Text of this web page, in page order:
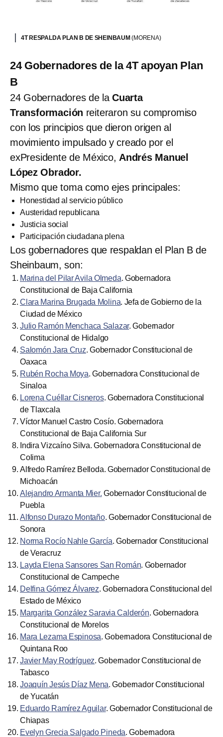
4T RESPALDA PLAN B DE SHEINBAUM(MORENA)
24 Gobernadores de la 4T apoyan Plan
B
24 Gobernadores de la Cuarta
Transformación reiteraron su compromiso
con los principios que dieron origen al
movimiento impulsado y creado por el
exPresidente de México, Andrés Manuel
López Obrador.
Mismo que toma como ejes principales:
Honestidad al servicio público
Austeridad republicana
Justicia social
Participación ciudadana plena
Los gobernadores que respaldan el Plan B de
Sheinbaum, son:
Marina del Pilar Avila Olmeda. Gobernadora
Constitucional de Baja California
Clara Marina Brugada Molina. Jefa de Gobierno de la
Ciudad de México
Julio Ramón Menchaca Salazar. Gobernador
Constitucional de Hidalgo
Salomón Jara Cruz. Gobernador Constitucional de
Oaxaca
Rubén Rocha Moya. Gobernadora Constitucional de
Sinaloa
Lorena Cuéllar Cisneros. Gobernadora Constitucional
de Tlaxcala
Víctor Manuel Castro Cosío. Gobernadora
Constitucional de Baja California Sur
Indira Vizcaíno Silva. Gobernadora Constitucional de
Colima
Alfredo Ramírez Belloda. Gobernador Constitucional de
Michoacán
Alejandro Armanta Mier. Gobernador Constitucional de
Puebla
Alfonso Durazo Montaño. Gobernador Constitucional de
Sonora
Norma Rocío Nahle García. Gobernador Constitucional
de Veracruz
Layda Elena Sansores San Román. Gobernador
Constitucional de Campeche
Delfina Gómez Álvarez. Gobernadora Constitucional del
Estado de México
Margarita González Saravia Calderón. Gobernadora
Constitucional de Morelos
Mara Lezama Espinosa. Gobernadora Constitucional de
Quintana Roo
Javier May Rodríguez. Gobernador Constitucional de
Tabasco
Joaquín Jesús Díaz Mena. Gobernador Constitucional
de Yucatán
Eduardo Ramírez Aguilar. Gobernador Constitucional de
Chiapas
Evelyn Grecia Salgado Pineda. Gobernadora